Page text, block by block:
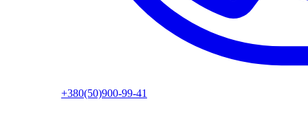
+380(50)900-99-41